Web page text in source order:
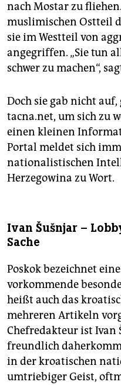
nach Mostar zu
muslimischen Ostteil
sie im Westteil von
angegriffen. „Sie tun
schwer zu machen“,
Doch sie gab nicht
tacna.net, um sich zu
einen kleinen
Portal meldet sich
nationalistischen
Herzegowina zu Wort.
Ivan Šušnjar –
Sache
Poskok bezeichnet
vorkommende
heißt auch das
mehreren Artikeln
Chefredakteur ist Ivan
freundlich
in der kroatischen
umtriebiger Geist,